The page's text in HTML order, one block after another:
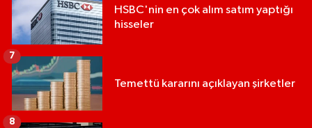
HSBC'nin en çok alım satım yaptığı
hisseler
Temettü kararını açıklayan şirketler
7
8